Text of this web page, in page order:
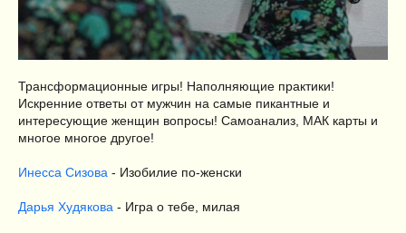
Трансформационные игры! Наполняющие практики!
Искренние ответы от мужчин на самые пикантные и
интересующие женщин вопросы! Самоанализ, МАК карты и
многое многое другое!
Инесса Сизова - Изобилие по-женски
Дарья Худякова - Игра о тебе, милая